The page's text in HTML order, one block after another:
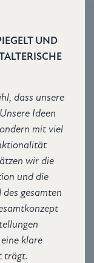
UND
dass unsere
Ideen
mit viel
wir die
und die
gesamten
klare
trägt.